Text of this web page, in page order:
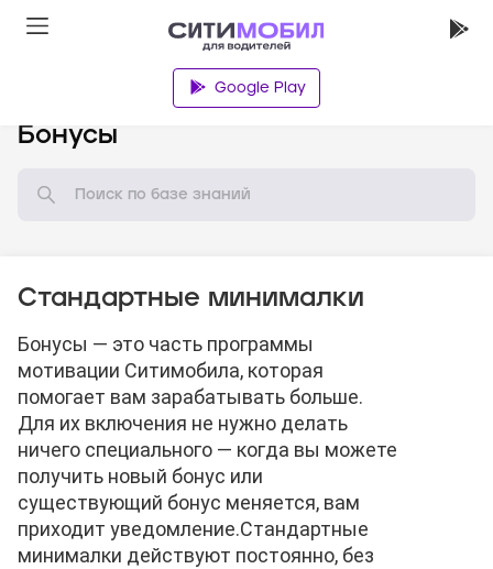
Google Play
Бонусы
Стандартные минималки
Бонусы — это часть программы
мотивации Ситимобила, которая
помогает вам зарабатывать больше.
Для их включения не нужно делать
ничего специального — когда вы можете
получить новый бонус или
существующий бонус меняется, вам
приходит уведомление.Стандартные
минималки действуют постоянно, без